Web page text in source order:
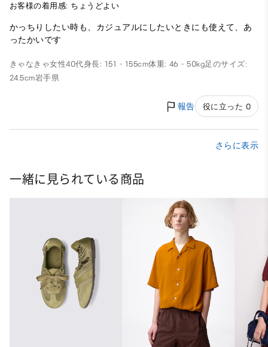
お客様の着用感: ちょうどよい
かっちりしたい時も、カジュアルにしたいときにも使えて、あ
ったかいです
きゃなきゃ女性40代身長: 151 - 155cm体重: 46 - 50kg足のサイズ:
24.5cm岩手県
報告 役に立った 0
さらに表示
一緒に見られている商品